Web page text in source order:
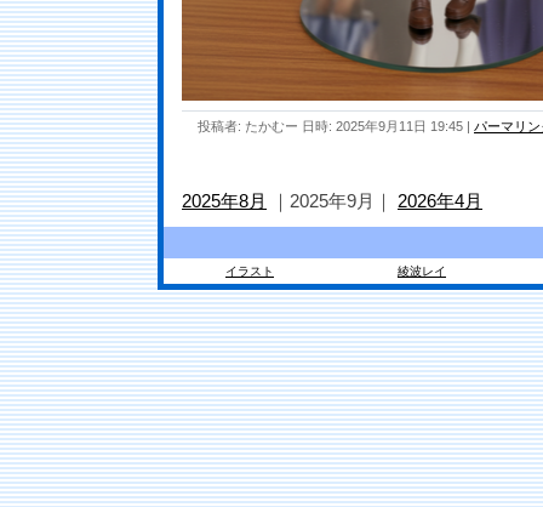
投稿者: たかむー 日時: 2025年9月11日 19:45 | パーマリン
2025年8月 ｜2025年9月｜ 2026年4月
イラスト 綾波レイ